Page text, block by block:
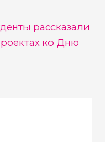
рассказали
ко Дню